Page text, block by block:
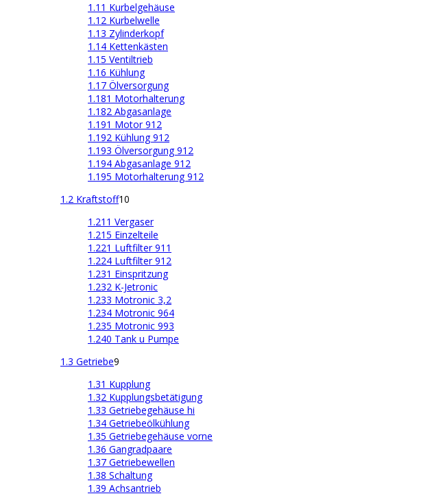
1.11 Kurbelgehäuse
1.12 Kurbelwelle
1.13 Zylinderkopf
1.14 Kettenkästen
1.15 Ventiltrieb
1.16 Kühlung
1.17 Ölversorgung
1.181 Motorhalterung
1.182 Abgasanlage
1.191 Motor 912
1.192 Kühlung 912
1.193 Ölversorgung 912
1.194 Abgasanlage 912
1.195 Motorhalterung 912
1.2 Kraftstoff10
1.211 Vergaser
1.215 Einzelteile
1.221 Luftfilter 911
1.224 Luftfilter 912
1.231 Einspritzung
1.232 K-Jetronic
1.233 Motronic 3,2
1.234 Motronic 964
1.235 Motronic 993
1.240 Tank u Pumpe
1.3 Getriebe9
1.31 Kupplung
1.32 Kupplungsbetätigung
1.33 Getriebegehäuse hi
1.34 Getriebeölkühlung
1.35 Getriebegehäuse vorne
1.36 Gangradpaare
1.37 Getriebewellen
1.38 Schaltung
1.39 Achsantrieb